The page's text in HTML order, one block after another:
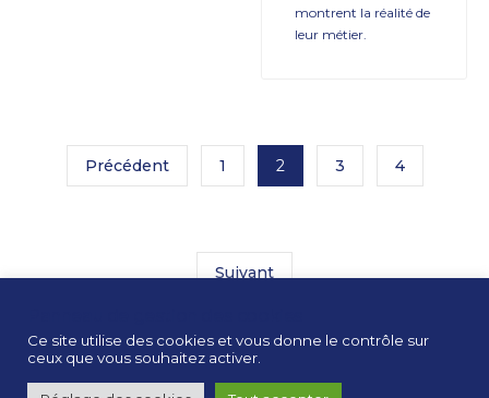
montrent la réalité de
leur métier.
Précédent 1 2 3 4
Suivant
Ce site utilise des cookies et vous donne le contrôle sur
ceux que vous souhaitez activer.